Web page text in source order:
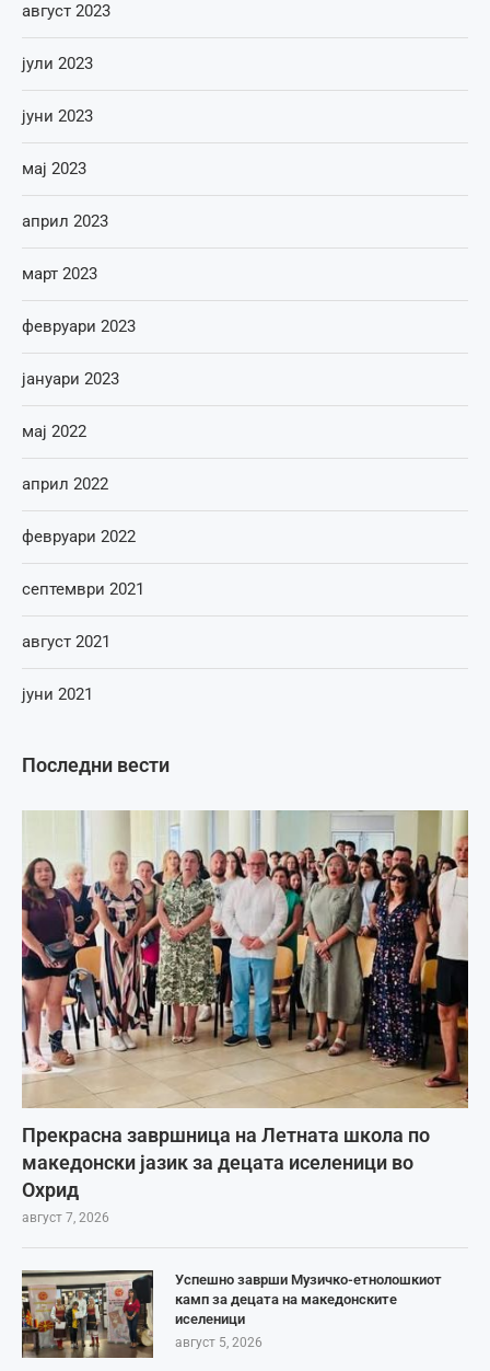
Последни вести
Прекрасна завршница на Летната школа по
македонски јазик за децата иселеници во
Охрид
август 7, 2026
Успешно заврши Музичко-етнолошкиот
камп за децата на македонските
иселеници
август 5, 2026
август 2023
јули 2023
јуни 2023
мај 2023
април 2023
март 2023
февруари 2023
јануари 2023
мај 2022
април 2022
февруари 2022
септември 2021
август 2021
јуни 2021